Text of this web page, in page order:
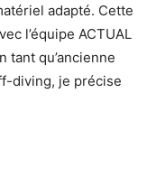
adapté. Cette
l’équipe ACTUAL
tant qu’ancienne
diving, je précise